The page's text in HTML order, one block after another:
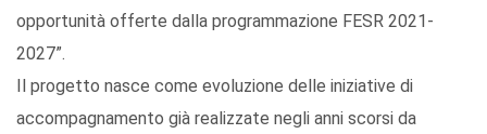
opportunità offerte dalla programmazione FESR 2021-
2027”.
Il progetto nasce come evoluzione delle iniziative di
accompagnamento già realizzate negli anni scorsi da